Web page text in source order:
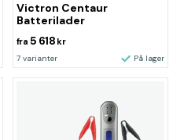
Victron Centaur
Batterilader
fra 5 618 kr
7 varianter På lager